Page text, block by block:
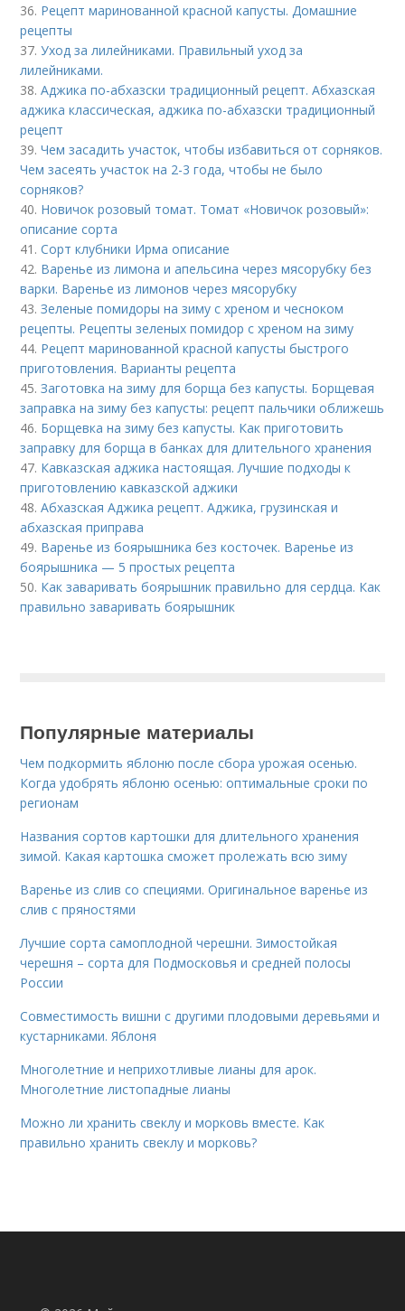
36. Рецепт маринованной красной капусты. Домашние
рецепты
37.Уход за лилейниками. Правильный уход за
лилейниками.
38.Аджика по-абхазски традиционный рецепт. Абхазская
аджика классическая, аджика по-абхазски традиционный
рецепт
39.Чем засадить участок, чтобы избавиться от сорняков.
Чем засеять участок на 2-3 года, чтобы не было
сорняков?
40. Новичок розовый томат. Томат «Новичок розовый»:
описание сорта
41.Сорт клубники Ирма описание
42. Варенье из лимона и апельсина через мясорубку без
варки. Варенье из лимонов через мясорубку
43.Зеленые помидоры на зиму с хреном и чесноком
рецепты. Рецепты зеленых помидор с хреном на зиму
44. Рецепт маринованной красной капусты быстрого
приготовления. Варианты рецепта
45.Заготовка на зиму для борща без капусты. Борщевая
заправка на зиму без капусты: рецепт пальчики оближешь
46. Борщевка на зиму без капусты. Как приготовить
заправку для борща в банках для длительного хранения
47. Кавказская аджика настоящая. Лучшие подходы к
приготовлению кавказской аджики
48.Абхазская Аджика рецепт. Аджика, грузинская и
абхазская приправа
49. Варенье из боярышника без косточек. Варенье из
боярышника — 5 простых рецепта
50. Как заваривать боярышник правильно для сердца. Как
правильно заваривать боярышник
Популярные материалы
Чем подкормить яблоню после сбора урожая осенью.
Когда удобрять яблоню осенью: оптимальные сроки по
регионам
Названия сортов картошки для длительного хранения
зимой. Какая картошка сможет пролежать всю зиму
Варенье из слив со специями. Оригинальное варенье из
слив с пряностями
Лучшие сорта самоплодной черешни. Зимостойкая
черешня – сорта для Подмосковья и средней полосы
России
Совместимость вишни с другими плодовыми деревьями и
кустарниками. Яблоня
Многолетние и неприхотливые лианы для арок.
Многолетние листопадные лианы
Можно ли хранить свеклу и морковь вместе. Как
правильно хранить свеклу и морковь?